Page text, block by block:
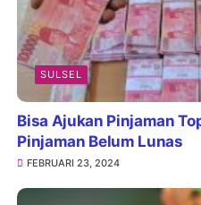
SULSEL
Bisa Ajukan Pinjaman
Pinjaman Belum Lunas
FEBRUARI 23, 2024